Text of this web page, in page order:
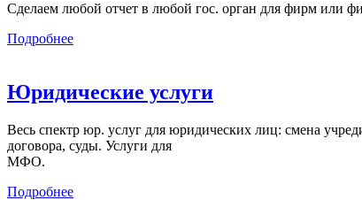
Сделаем любой отчет в любой гос. орган для фирм или
Подробнее
Юридические услуги
Весь спектр юр. услуг для юридических лиц: смена
договора, суды. Услуги для
МФО.
Подробнее